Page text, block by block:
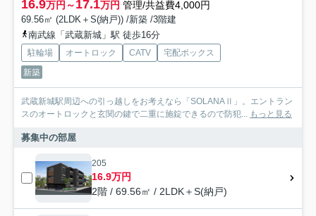
16.9万円～17.1万円 管理/共益費4,000円
69.56㎡ (2LDK＋S(納戸)) /新築 /3階建
南武線「武蔵新城」駅 徒歩16分
駐輪場 オートロック CATV
宅配ボックス
新築
武蔵新城駅周辺への引っ越しをお考えなら「SOLANAⅡ」。エントラン
スのオートロックと玄関の鍵で二重に施錠できるので防犯... もっと見る
募集中の部屋
205
16.9万円
2階 / 69.56㎡ / 2LDK＋S(納戸)